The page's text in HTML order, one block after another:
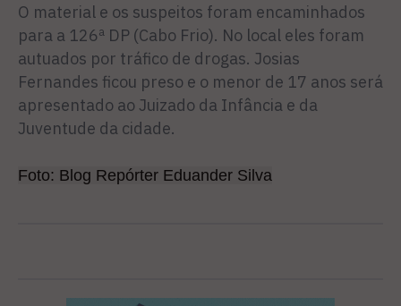
O material e os suspeitos foram encaminhados
para a 126ª DP (Cabo Frio). No local eles foram
autuados por tráfico de drogas. Josias
Fernandes ficou preso e o menor de 17 anos será
apresentado ao Juizado da Infância e da
Juventude da cidade.
Foto: Blog Repórter Eduander Silva